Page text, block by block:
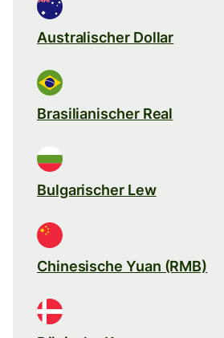
Australischer Dollar
Brasilianischer Real
Bulgarischer Lew
Chinesische Yuan (RMB)